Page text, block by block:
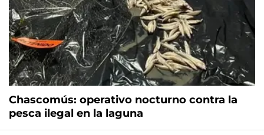
Chascomús: operativo nocturno contra la
pesca ilegal en la laguna